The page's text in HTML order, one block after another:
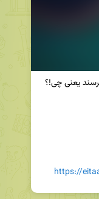
https://